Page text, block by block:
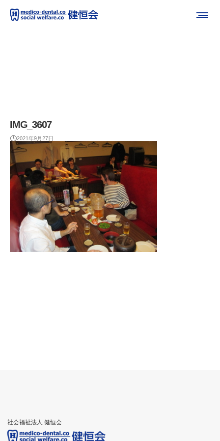
IMG_3607
2021年9月27日
社会福祉法人 健恒会